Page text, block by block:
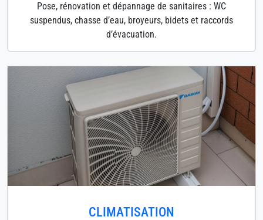
Pose, rénovation et dépannage de sanitaires : WC
suspendus, chasse d’eau, broyeurs, bidets et raccords
d’évacuation.
CLIMATISATION